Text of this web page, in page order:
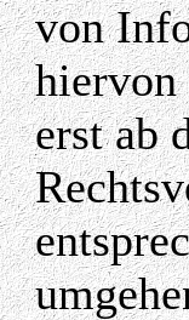
von
hiervon
erst ab